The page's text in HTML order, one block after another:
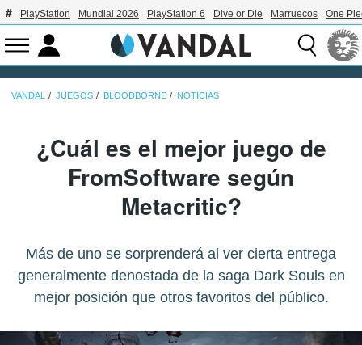
PlayStation Mundial 2026 PlayStation 6 Dive or Die Marruecos One
VANDAL JUEGOS BLOODBORNE NOTICIAS
¿Cuál es el mejor juego de
FromSoftware según
Metacritic?
Más de uno se sorprenderá al ver cierta entrega
generalmente denostada de la saga Dark Souls en
mejor posición que otros favoritos del público.